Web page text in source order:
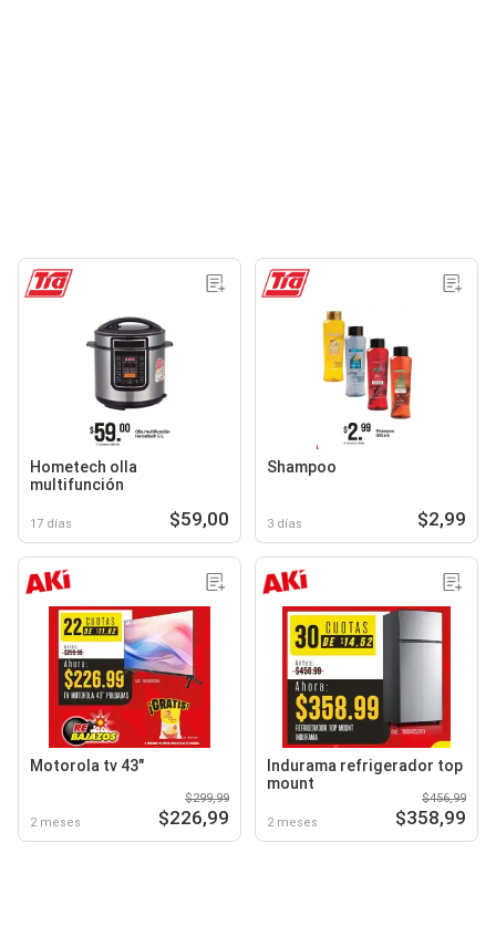
Hometech olla
multifunción
17 días $59,00
Shampoo
3 días $2,99
Motorola tv 43"
2 meses
$299,99
$226,99
Indurama refrigerador top
mount
2 meses
$456,99
$358,99